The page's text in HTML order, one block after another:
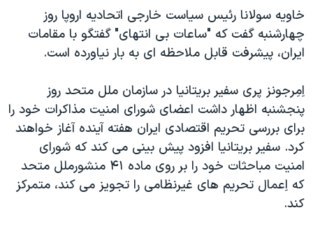
نرگس محمدی برنده جایزه نوبل صلح
همایش محافظه‌کاران آمریکا «سی‌پک»
سفر پرزیدنت ترامپ به چین
خاويه سولانا رئيس سياست خارجی اتحاديه اروپا روز
چهارشنبه گفت که "ساعات بی انتهای" گفتگو با مقامات
ايران، پيشرفت قابل ملاحظه ای به بار نياورده است.
اِمِرجونز پری سفير بريتانيا در سازمان ملل متحد روز
پنجشنبه اظهار داشت اعضای شورای امنيت مذاکرات خود را
برای بررسی تحريم اقتصادی ايران هفته آينده آغاز خواهند
کرد. سفير بريتانيا افزود پيش بينی می کند که شورای
امنيت مباحثات خود را بر روی ماده ۴۱ منشورملل متحد
که اِعمال تحريم های غيرنظامی را تجويز می کند، متمرکز
کند.